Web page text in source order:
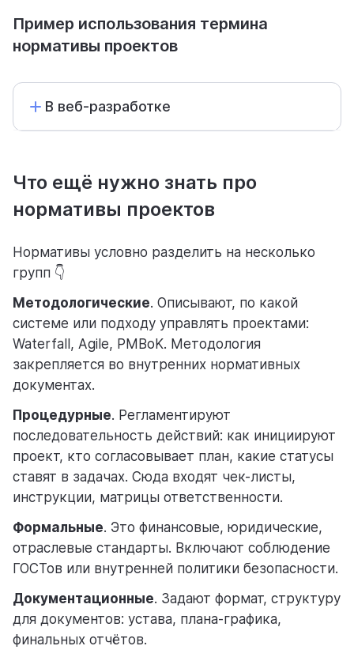
помощь
помогаем научиться работать в Weeek
Пример использования термина
нормативы проектов
В веб-разработке
Что ещё нужно знать про
нормативы проектов
Нормативы условно разделить на несколько
групп 👇
Методологические. Описывают, по какой
системе или подходу управлять проектами:
Waterfall, Agile, PMBoK. Методология
закрепляется во внутренних нормативных
документах.
Процедурные. Регламентируют
последовательность действий: как инициируют
проект, кто согласовывает план, какие статусы
ставят в задачах. Сюда входят чек-листы,
инструкции, матрицы ответственности.
Формальные. Это финансовые, юридические,
отраслевые стандарты. Включают соблюдение
ГОСТов или внутренней политики безопасности.
Документационные. Задают формат, структуру
для документов: устава, плана-графика,
финальных отчётов.